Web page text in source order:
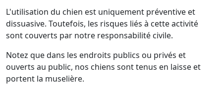
L'utilisation du chien est uniquement préventive et
dissuasive. Toutefois, les risques liés à cette activité
sont couverts par notre responsabilité civile.
Notez que dans les endroits publics ou privés et
ouverts au public, nos chiens sont tenus en laisse et
portent la muselière.